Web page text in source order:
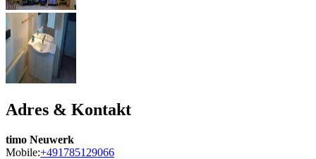
Adres & Kontakt
timo Neuwerk
Mobile:+491785129066